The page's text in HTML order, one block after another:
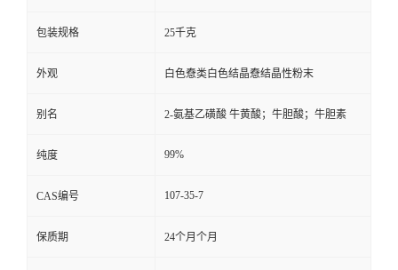
包装规格 25千克
外观 白色憃类白色结晶憃结晶性粉末
别名 2-氨基乙磺酸 牛黄酸；牛胆酸；牛胆素
纯度 99%
CAS编号 107-35-7
保质期 24个月个月